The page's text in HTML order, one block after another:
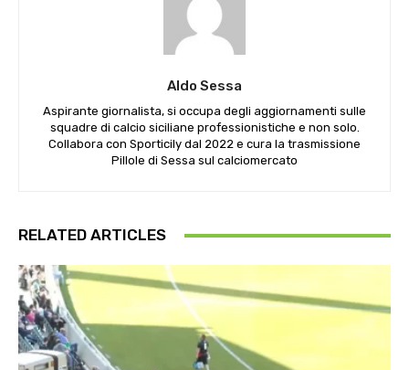
Aldo Sessa
Aspirante giornalista, si occupa degli aggiornamenti sulle
squadre di calcio siciliane professionistiche e non solo.
Collabora con Sporticily dal 2022 e cura la trasmissione
Pillole di Sessa sul calciomercato
RELATED ARTICLES